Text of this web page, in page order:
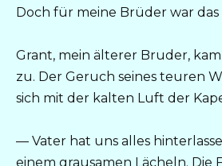
Doch für meine Brüder war
Grant, mein älterer Bruder,
zu. Der Geruch seines teuren
sich mit der kalten Luft der
— Vater hat uns alles
einem grausamen Lächeln. Die